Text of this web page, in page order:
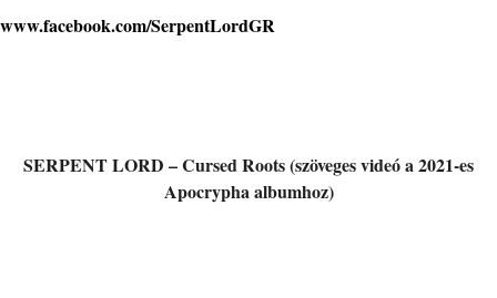
www.facebook.com/SerpentLordGR
SERPENT LORD – Cursed Roots (szöveges videó a 2021-es
Apocrypha albumhoz)